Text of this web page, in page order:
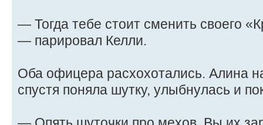
— Тогда тебе стоит сменить своего
— парировал Келли.
Оба офицера расхохотались. Алина
спустя поняла шутку, улыбнулась и